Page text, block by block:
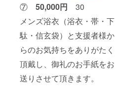
⑦ 50,000円 30
メンズ浴衣（浴衣・帯・下
駄・信玄袋）と支援者様か
らのお気持ちをありがたく
頂戴し、御礼のお手紙をお
送りさせて頂きます。